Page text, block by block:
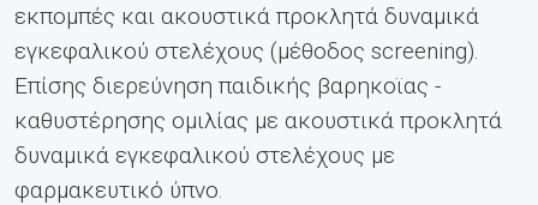
εκπομπές και ακουστικά προκλητά δυναμικά
εγκεφαλικού στελέχους (μέθοδος screening).
Επίσης διερεύνηση παιδικής βαρηκοϊας -
καθυστέρησης ομιλίας με ακουστικά προκλητά
δυναμικά εγκεφαλικού στελέχους με
φαρμακευτικό ύπνο.